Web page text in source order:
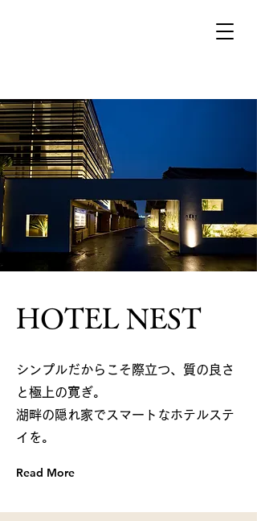
​HOTEL NEST
シンプルだからこそ際立つ、質の良さ
と極上の寛ぎ。
湖畔の隠れ家でスマートなホテルステ
イを。
Read More